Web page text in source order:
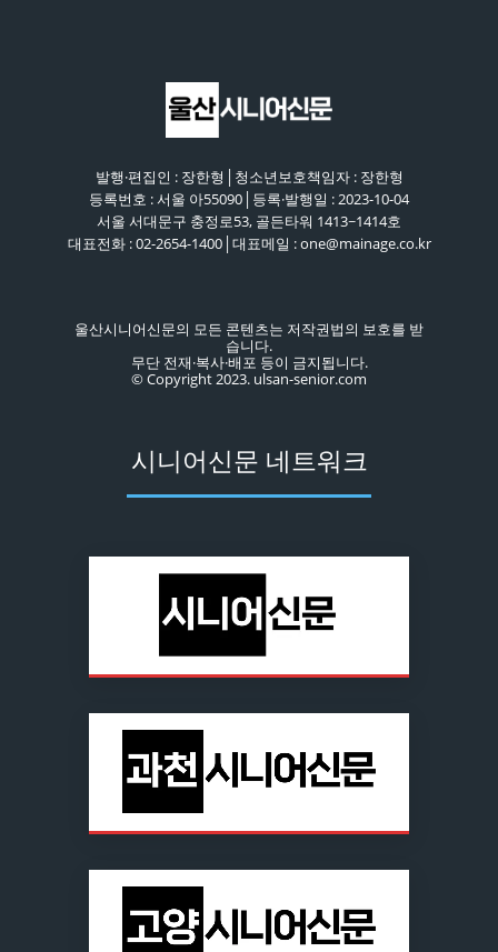
발행·편집인 : 장한형│청소년보호책임자 : 장한형
등록번호 : 서울 아55090│등록·발행일 : 2023-10-04
서울 서대문구 충정로53, 골든타워 1413~1414호
대표전화 : 02-2654-1400│대표메일 : one@mainage.co.kr
울산시니어신문의 모든 콘텐츠는 저작권법의 보호를 받
습니다.
무단 전재·복사·배포 등이 금지됩니다.
© Copyright 2023. ulsan-senior.com
시니어신문 네트워크